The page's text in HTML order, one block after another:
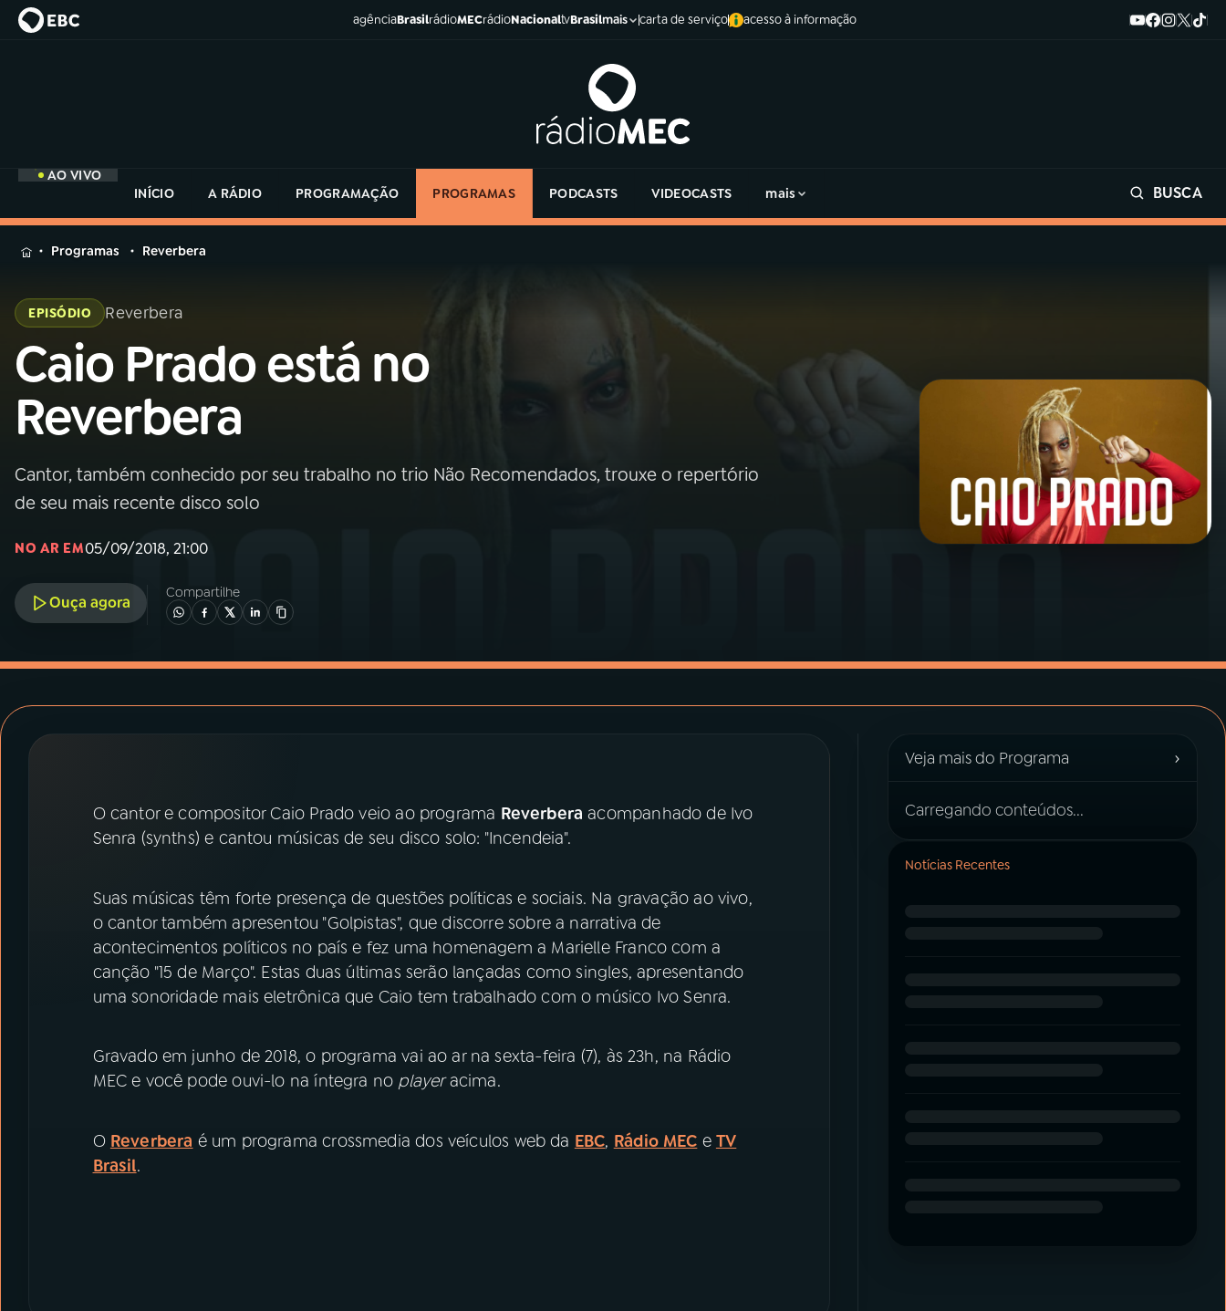
agênciaBrasilrádioMECrádioNacionaltvBrasilmais carta de serviço acesso à informação
AO VIVO
INÍCIO
A RÁDIO PROGRAMAÇÃO PROGRAMAS PODCASTS VIDEOCASTS mais BUSCA
MENU
Buscar
na
Rádio
MEC
PROGRAMAÇÃO
ÚLTIMAS
ACOMPANHE A RÁDIO MEC
Facebook
na
Rádio
Programas Reverbera
EPISÓDIO Reverbera
Caio Prado está no
Reverbera
Cantor, também conhecido por seu trabalho no trio Não Recomendados, trouxe o repertório
de seu mais recente disco solo
NO AR EM05/09/2018, 21:00
Ouça agora
Compartilhe
O cantor e compositor Caio Prado veio ao programa Reverbera acompanhado de Ivo
Senra (synths) e cantou músicas de seu disco solo: "Incendeia".
Suas músicas têm forte presença de questões políticas e sociais. Na gravação ao vivo,
o cantor também apresentou "Golpistas", que discorre sobre a narrativa de
acontecimentos políticos no país e fez uma homenagem a Marielle Franco com a
canção "15 de Março". Estas duas últimas serão lançadas como singles, apresentando
uma sonoridade mais eletrônica que Caio tem trabalhado com o músico Ivo Senra.
Gravado em junho de 2018, o programa vai ao ar na sexta-feira (7), às 23h, na Rádio
MEC e você pode ouvi-lo na íntegra no playeracima.
O Reverbera é um programa crossmedia dos veículos web da EBC, Rádio MEC e TV
Brasil.
Veja mais do Programa ›
Carregando conteúdos...
Notícias Recentes